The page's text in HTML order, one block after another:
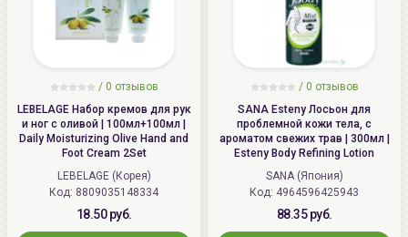
/ 0 отзывов
LEBELAGE Набор кремов для рук
и ног с оливой | 100мл+100мл |
Daily Moisturizing Olive Hand and
Foot Cream 2Set
LEBELAGE (Корея)
Код: 8809035148334
18.50 руб.
/ 0 отзывов
SANA Esteny Лосьон для
проблемной кожи тела, с
ароматом свежих трав | 300мл |
Esteny Body Refining Lotion
SANA (Япония)
Код: 4964596425943
88.35 руб.